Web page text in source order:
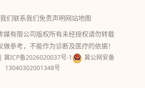
们联系我们免责声明网站地图
媒有限公司版权所有未经授权请勿转载
参考，不能作为诊断及医疗的依据！
冀ICP备2026020037号-1
冀公网安备
13040302001348号